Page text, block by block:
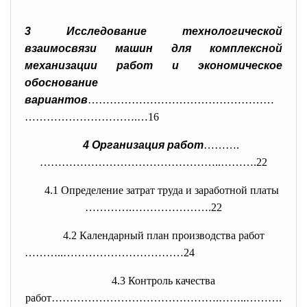
3 Исследование технологической
взаимосвязи машин для комплексной
механизации работ и экономическое
обоснование
вариантов……………………………………………
………………………….…16
4 Организация работ……….
…………………………………………..……….22
4.1 Определение затрат труда и заработной платы
………….………………….22
4.2 Календарный план производства работ
………..……………………………24
4.3 Контроль качества
работ……………………………………….……..……….